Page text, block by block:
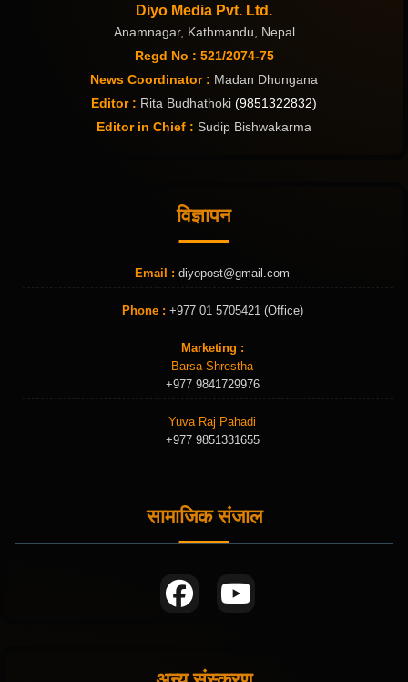
Diyo Media Pvt. Ltd.
Anamnagar, Kathmandu, Nepal
Regd No : 521/2074-75
News Coordinator : Madan Dhungana
Editor : Rita Budhathoki (9851322832)
Editor in Chief : Sudip Bishwakarma
विज्ञापन
Email : diyopost@gmail.com
Phone : +977 01 5705421 (Office)
Marketing :
Barsa Shrestha
+977 9841729976
Yuva Raj Pahadi
+977 9851331655
सामाजिक संजाल